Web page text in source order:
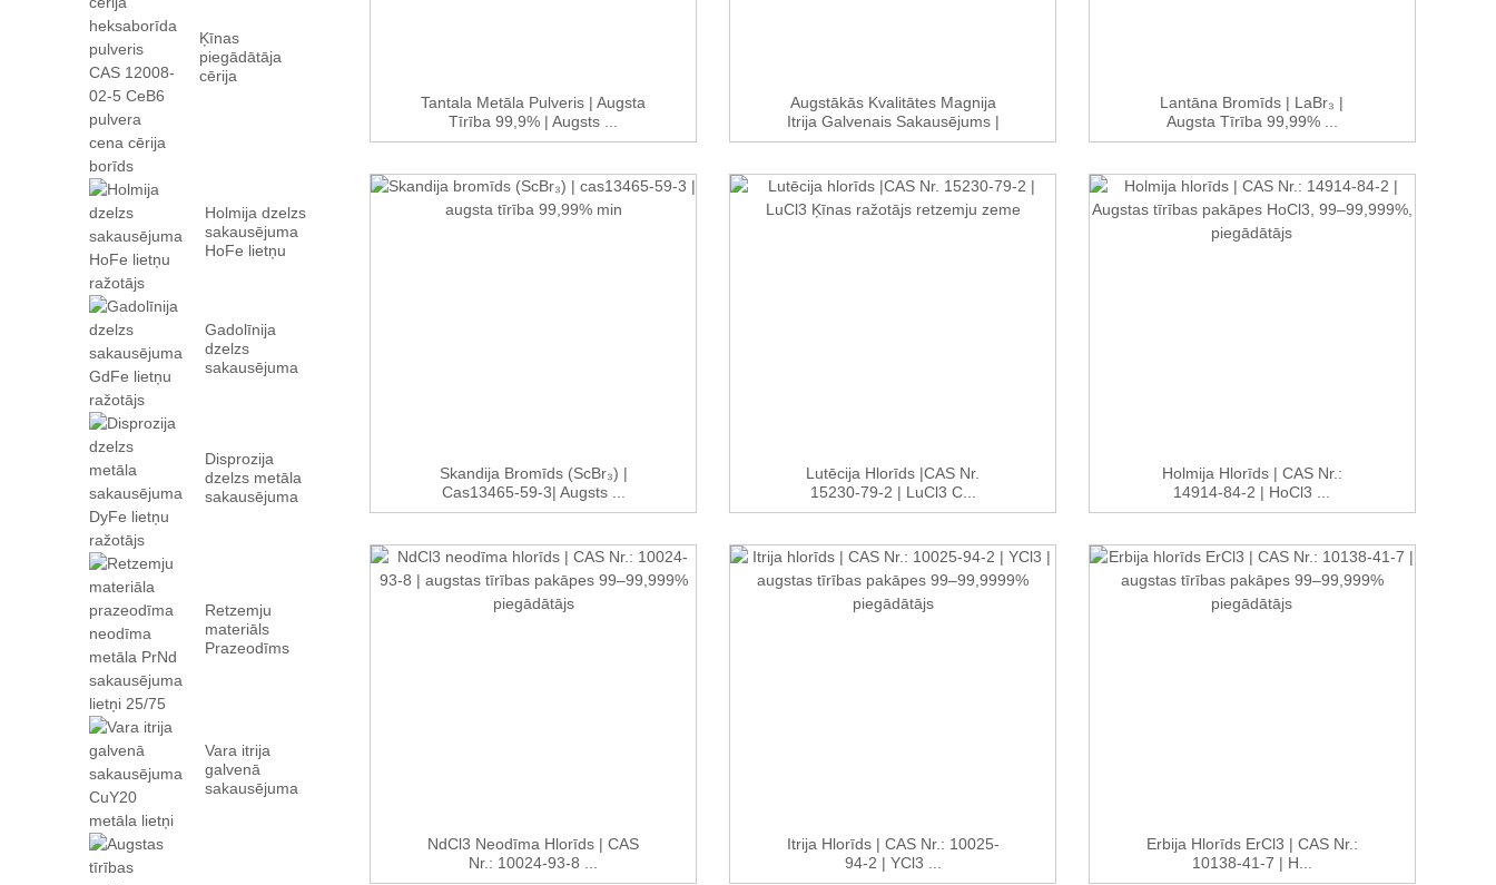
Ķīnas
piegādātāja
cērija
Holmija dzelzs
sakausējuma
HoFe lietņu
Gadolīnija
dzelzs
sakausējuma
Disprozija
dzelzs metāla
sakausējuma
Retzemju
materiāls
Prazeodīms
Vara itrija
galvenā
sakausējuma
Tantala Metāla Pulveris | Augsta
Tīrība 99,9% | Augsts ...
Augstākās Kvalitātes Magnija
Itrija Galvenais Sakausējums |
Mg-Y...
Lantāna Bromīds | LaBr₃ |
Augsta Tīrība 99,99% ...
Skandija Bromīds (ScBr₃) |
Cas13465-59-3| Augsts ...
Lutēcija Hlorīds |CAS Nr.
15230-79-2 | LuCl3 C...
Holmija Hlorīds | CAS Nr.:
14914-84-2 | HoCl3 ...
NdCl3 Neodīma Hlorīds | CAS
Nr.: 10024-93-8 ...
Itrija Hlorīds | CAS Nr.: 10025-
94-2 | YCl3 ...
Erbija Hlorīds ErCl3 | CAS Nr.:
10138-41-7 | H...